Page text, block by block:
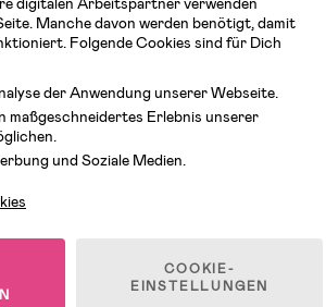
Boutique für Kinder & Babys. Willkommen!
GmbH. Alle Rechte vorbehalten.
Manche davon werden benötigt, damit
Folgende Cookies sind für Dich
der Anwendung unserer Webseite.
maßgeschneidertes Erlebnis unserer
und Soziale Medien.
COOKIE-
EINSTELLUNGEN